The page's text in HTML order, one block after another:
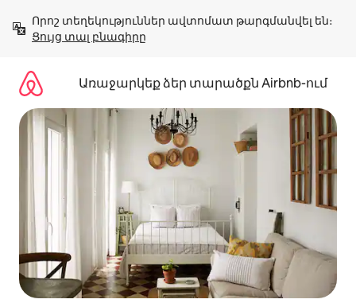
բովանդակությանը
Ցույց տալ բնագիրը
Առաջարկեք ձեր տարածքն Airbnb-ում